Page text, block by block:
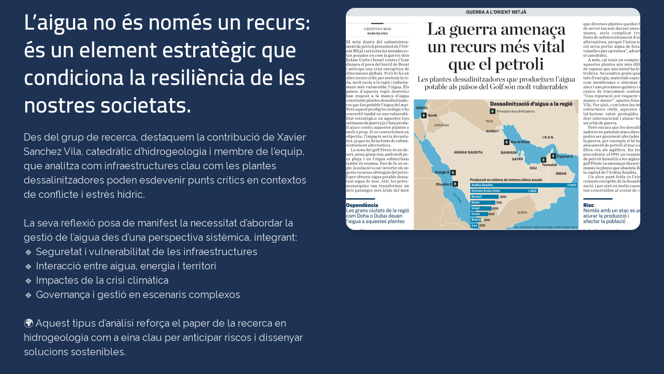
L’aigua no és només un recurs:
és un element estratègic que
condiciona la resiliència de les
nostres societats.
Des del grup de recerca, destaquem la contribució de Xavier
Sanchez Vila, catedràtic d’hidrogeologia i membre de l’equip,
que analitza com infraestructures clau com les plantes
dessalinitzadores poden esdevenir punts crítics en contextos
de conflicte i estrès hídric.
La seva reflexió posa de manifest la necessitat d’abordar la
gestió de l’aigua des d’una perspectiva sistèmica, integrant:
🔹 Seguretat i vulnerabilitat de les infraestructures
🔹 Interacció entre aigua, energia i territori
🔹 Impactes de la crisi climàtica
🔹 Governança i gestió en escenaris complexos
🌍 Aquest tipus d’anàlisi reforça el paper de la recerca en
hidrogeologia com a eina clau per anticipar riscos i dissenyar
solucions sostenibles.